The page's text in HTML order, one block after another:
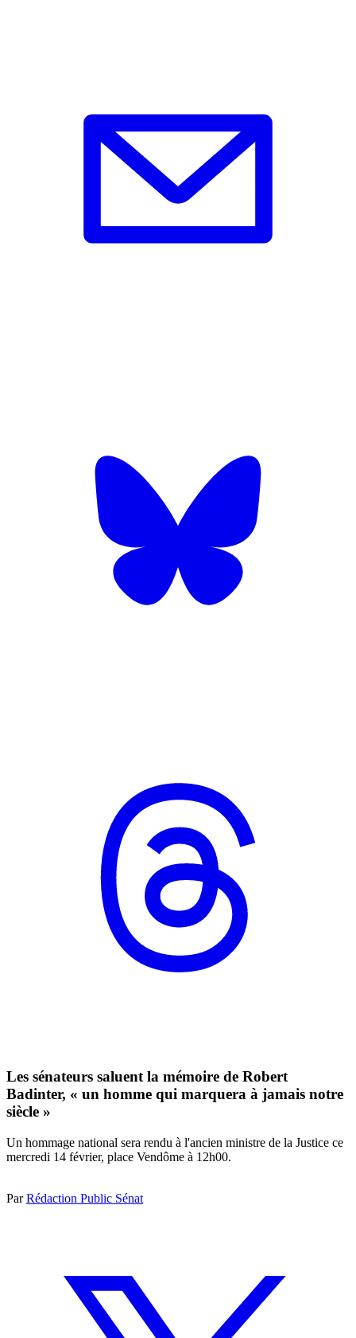
Les sénateurs saluent la mémoire de Robert
Badinter, « un homme qui marquera à jamais notre
siècle »
Un hommage national sera rendu à l'ancien ministre de la Justice ce
mercredi 14 février, place Vendôme à 12h00.
ParRédaction Public Sénat